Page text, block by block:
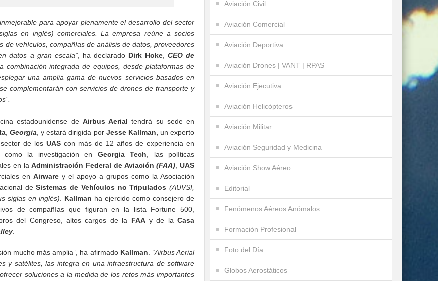
para apoyar plenamente el desarrollo del sector
en inglés) comerciales. La empresa reúne a socios
vehículos, compañías de análisis de datos, proveedores
datos a gran escala”, ha declarado Dirk Hoke, CEO de
combinación integrada de equipos, desde plataformas de
una amplia gama de nuevos servicios basados en
complementarán con servicios de drones de transporte y
estadounidense de Airbus Aerial tendrá su sede en
,Georgia, y estará dirigida por Jesse Kallman, un experto
de los UAS con más de 12 años de experiencia en
como la investigación en Georgia Tech, las políticas
en laAdministración Federal de Aviación(FAA), UAS
en Airware y el apoyo a grupos como la Asociación
deSistemas de Vehículos no Tripulados (AUVSI,
siglas en inglés). Kallman ha ejercido como consejero de
de compañías que figuran en la lista Fortune 500,
del Congreso, altos cargos de la FAAy de laCasa
.
mucho más amplia”, ha afirmado Kallman. “Airbus Aerial
y satélites, las integra en una infraestructura de software
soluciones a la medida de los retos más importantes
Aviación Civil
Aviación Comercial
Aviación Deportiva
Aviación Drones | VANT | RPAS
Aviación Ejecutiva
Aviación Helicópteros
Aviación Militar
Aviación Seguridad y Medicina
Aviación Show Aéreo
Editorial
Fenómenos Aéreos Anómalos
Formación Profesional
Foto del Día
Globos Aerostáticos